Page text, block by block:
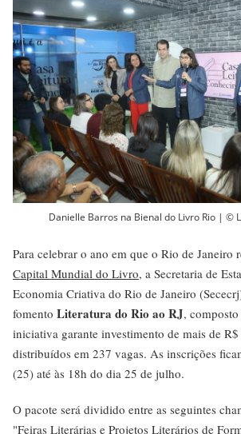
Danielle Barros na Bienal do Livro Rio | ©
Para celebrar o ano em que o Rio de Janeiro
Capital Mundial do Livro, a Secretaria de
Economia Criativa do Rio de Janeiro
fomento Literatura do Rio ao RJ,
iniciativa garante investimento de mais de
distribuídos em 237 vagas. As inscrições
(25) até às 18h do dia 25 de julho.
O pacote será dividido entre as seguintes
"Feiras Literárias e Projetos Literários de